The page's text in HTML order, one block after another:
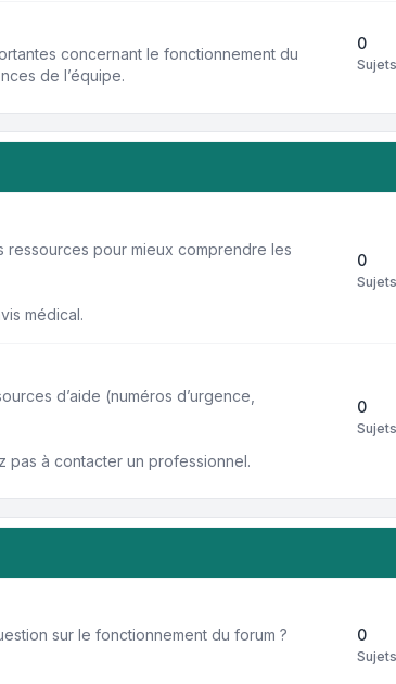
concernant le fonctionnement du
de l’équipe.
0
Sujets
ressources pour mieux comprendre les
médical.
0
Sujets
d’aide (numéros d’urgence,
pas à contacter un professionnel.
0
Sujets
sur le fonctionnement du forum ?
0
Sujets